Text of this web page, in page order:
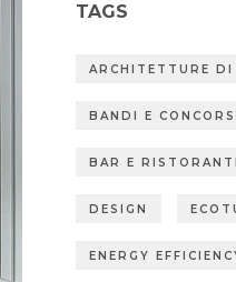
TAGS
ARCHITETTURE DI
BANDI E CONCORSI
BAR E RISTORANTI
DESIGN
ENERGY